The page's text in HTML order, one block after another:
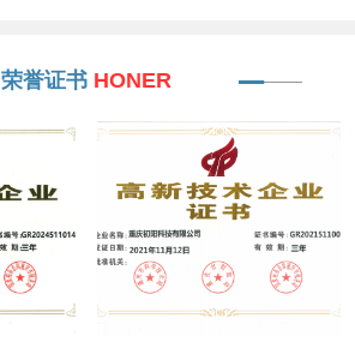
荣誉证书 HONER